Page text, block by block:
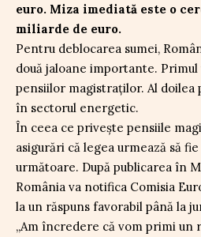
euro. Miza imediată este o
miliarde de euro.
Pentru deblocarea sumei,
două jaloane importante.
pensiilor magistraților. Al doilea
în sectorul energetic.
În ceea ce privește pensiile
asigurări că legea urmează să
următoare. După publicarea în
România va notifica Comisia
la un răspuns favorabil până la
„Am încredere că vom primi un